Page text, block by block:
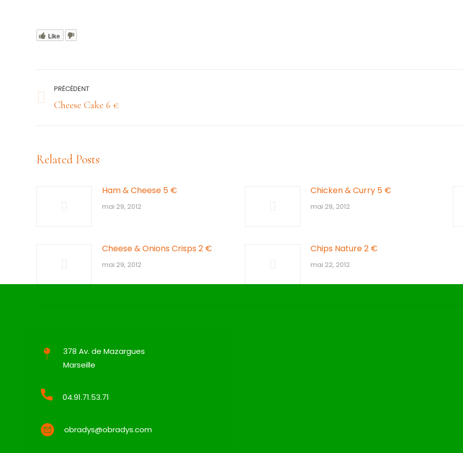
Like
Navigation
article
PRÉCÉDENT
Article
Cheese Cake 6 €
Related Posts
Ham & Cheese 5 €
mai 29, 2012
Chicken & Curry 5 €
mai 29, 2012
Cheese & Onions Crisps 2 €
mai 29, 2012
Chips Nature 2 €
mai 22, 2012
378 Av. de Mazargues
Marseille
04.91.71.53.71
obradys@obradys.com